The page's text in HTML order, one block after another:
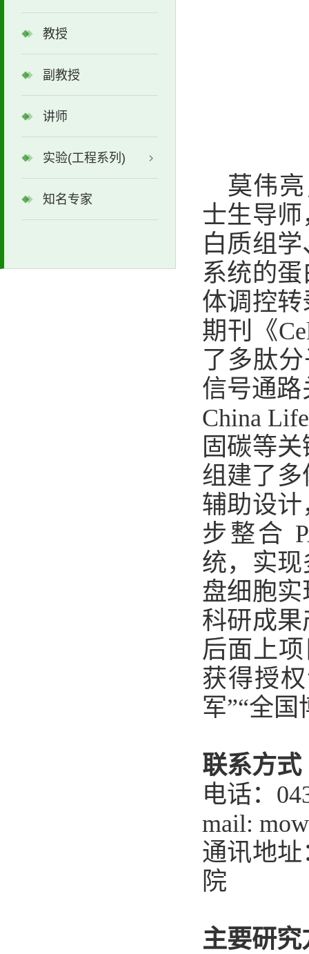
教授
副教授
讲师
实验(工程系列)
知名专家
莫伟
士生导
白质组
系统的
体调控
期刊《
了多肽
信号通路
China
固碳等
组建了
辅助设
步整合
统，实
盘细胞
科研成
后面上
获得授
军”“全
联系方式
电话：
mail:
通讯地
院
主要研究